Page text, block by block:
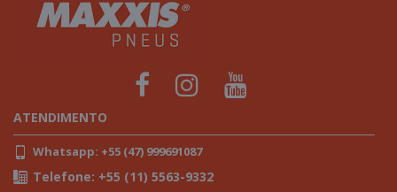
ATENDIMENTO
Whatsapp: +55 (47) 999691087
Telefone: +55 (11) 5563-9332